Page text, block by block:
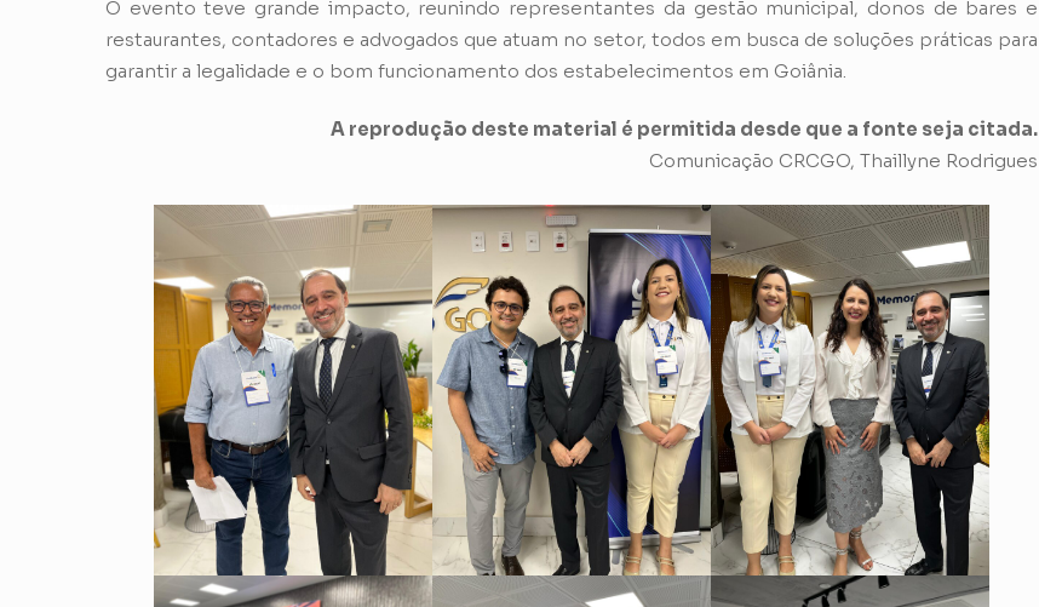
O evento teve grande impacto, reunindo representantes da gestão municipal, donos de bares e
restaurantes, contadores e advogados que atuam no setor, todos em busca de soluções práticas para
garantir a legalidade e o bom funcionamento dos estabelecimentos em Goiânia.
A reprodução deste material é permitida desde que a fonte seja citada.
Comunicação CRCGO, Thaillyne Rodrigues